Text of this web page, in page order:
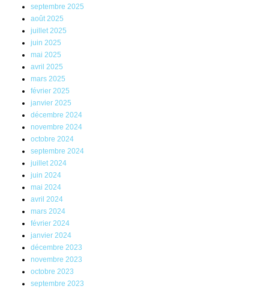
septembre 2025
août 2025
juillet 2025
juin 2025
mai 2025
avril 2025
mars 2025
février 2025
janvier 2025
décembre 2024
novembre 2024
octobre 2024
septembre 2024
juillet 2024
juin 2024
mai 2024
avril 2024
mars 2024
février 2024
janvier 2024
décembre 2023
novembre 2023
octobre 2023
septembre 2023